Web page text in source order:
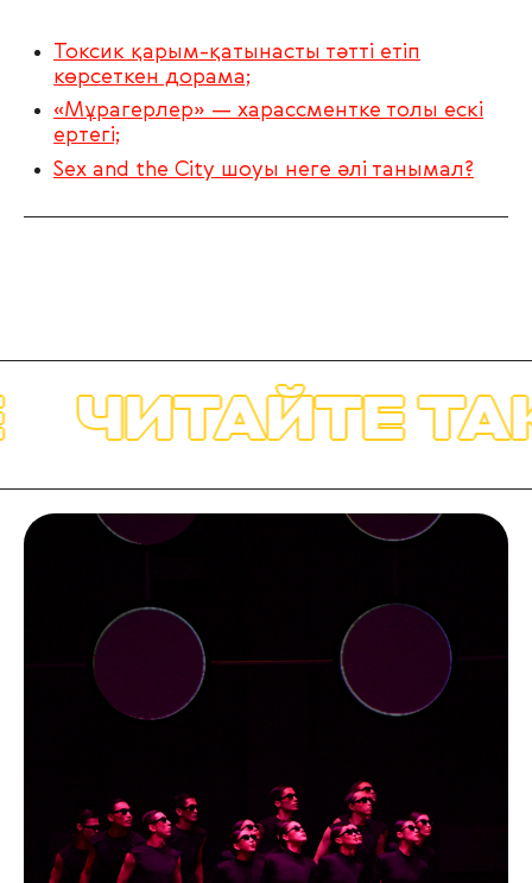
Токсик қарым-қатынасты тәтті етіп
көрсеткен дорама;
«Мұрагерлер» — харассментке толы ескі
ертегі;
Sex and the City шоуы неге әлі танымал?